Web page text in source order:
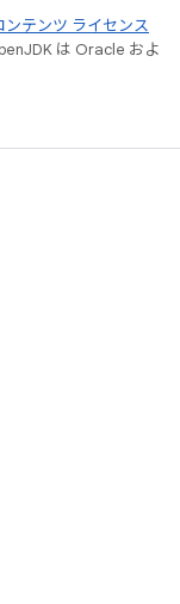
ンテンツ ライセンス
は Oracle およ